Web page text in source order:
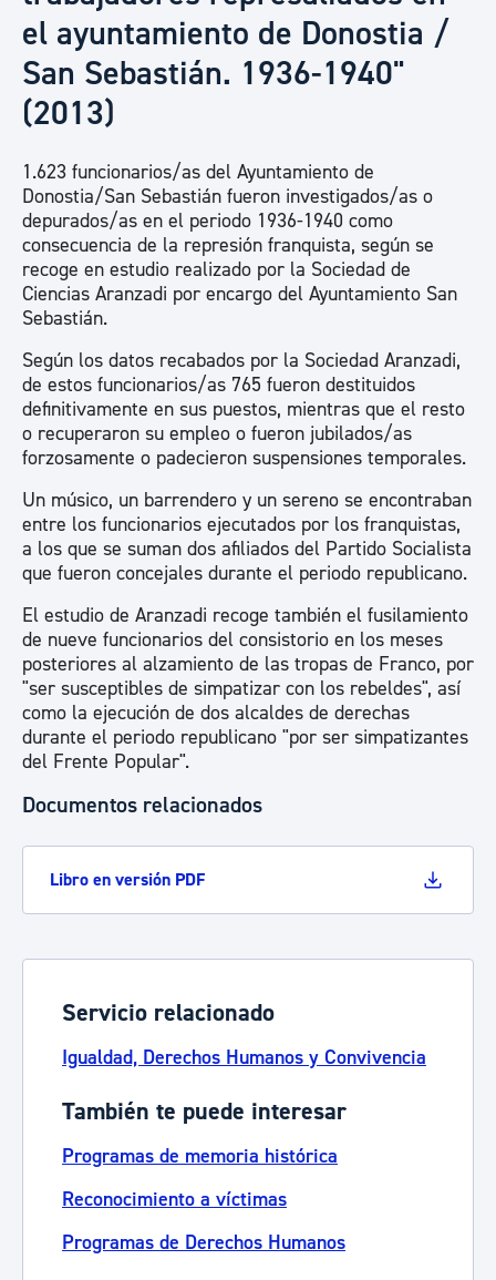
el ayuntamiento de Donostia /
San Sebastián. 1936-1940"
(2013)
1.623 funcionarios/as del Ayuntamiento de
Donostia/San Sebastián fueron investigados/as o
depurados/as en el periodo 1936-1940 como
consecuencia de la represión franquista, según se
recoge en estudio realizado por la Sociedad de
Ciencias Aranzadi por encargo del Ayuntamiento San
Sebastián.
Según los datos recabados por la Sociedad Aranzadi,
de estos funcionarios/as 765 fueron destituidos
definitivamente en sus puestos, mientras que el resto
o recuperaron su empleo o fueron jubilados/as
forzosamente o padecieron suspensiones temporales.
Un músico, un barrendero y un sereno se encontraban
entre los funcionarios ejecutados por los franquistas,
a los que se suman dos afiliados del Partido Socialista
que fueron concejales durante el periodo republicano.
El estudio de Aranzadi recoge también el fusilamiento
de nueve funcionarios del consistorio en los meses
posteriores al alzamiento de las tropas de Franco, por
"ser susceptibles de simpatizar con los rebeldes", así
como la ejecución de dos alcaldes de derechas
durante el periodo republicano "por ser simpatizantes
del Frente Popular".
Documentos relacionados
Libro en versión PDF
Servicio relacionado
Igualdad, Derechos Humanos y Convivencia
También te puede interesar
Programas de memoria histórica
Reconocimiento a víctimas
Programas de Derechos Humanos